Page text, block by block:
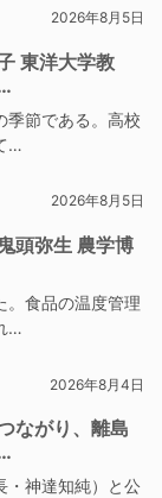
2026年8月5日
東洋大学教
節である。高校
…
2026年8月5日
頭弥生 農学博
食品の温度管理
…
2026年8月4日
ながり、離島
神達知純）と公